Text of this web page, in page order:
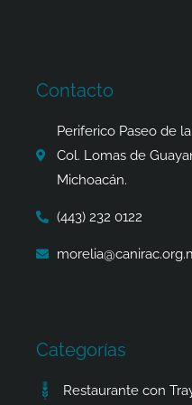
o
k
-
f
a
m
Contacto
Periferico Paseo de
Col. Lomas de
Michoacán.
(443) 232 0122
Categorías
Restaurante con